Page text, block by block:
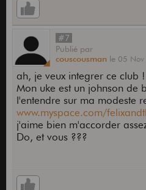
#7
Publié par
couscousman le 05
ah, je veux integrer ce club !
Mon uke est un johnson de
l'entendre sur ma modeste
www.myspace.com/
j'aime bien m'accorder
Do, et vous ???